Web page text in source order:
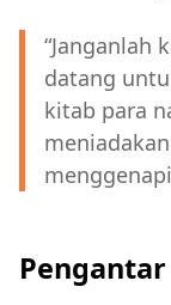
“Janganlah
datang
kitab para
Pengantar